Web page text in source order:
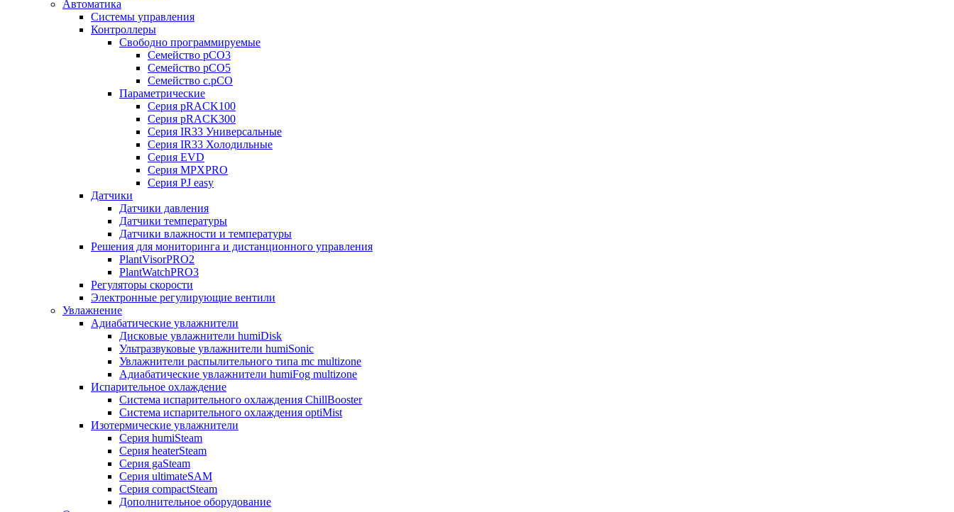
Автоматика
Системы управления
Контроллеры
Свободно программируемые
Семейство pCO3
Семейство pCO5
Семейство c.pCO
Параметрические
Серия pRACK100
Серия pRACK300
Серия IR33 Универсальные
Серия IR33 Холодильные
Серия EVD
Серия MPXPRO
Серия PJ easy
Датчики
Датчики давления
Датчики температуры
Датчики влажности и температуры
Решения для мониторинга и дистанционного управления
PlantVisorPRO2
PlantWatchPRO3
Регуляторы скорости
Электронные регулирующие вентили
Увлажнение
Адиабатические увлажнители
Дисковые увлажнители humiDisk
Ультразвуковые увлажнители humiSonic
Увлажнители распылительного типа mc multizone
Адиабатические увлажнители humiFog multizone
Испарительное охлаждение
Система испарительного охлаждения ChillBooster
Система испарительного охлаждения optiMist
Изотермические увлажнители
Серия humiSteam
Серия heaterSteam
Серия gaSteam
Серия ultimateSAM
Серия compactSteam
Дополнительное оборудование